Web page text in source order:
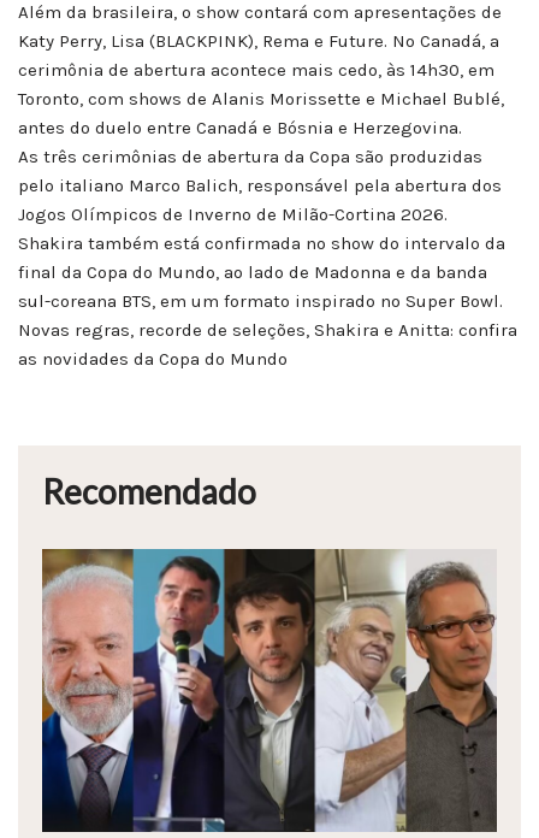
Além da brasileira, o show contará com apresentações de
Katy Perry, Lisa (BLACKPINK), Rema e Future. No Canadá, a
cerimônia de abertura acontece mais cedo, às 14h30, em
Toronto, com shows de Alanis Morissette e Michael Bublé,
antes do duelo entre Canadá e Bósnia e Herzegovina.
As três cerimônias de abertura da Copa são produzidas
pelo italiano Marco Balich, responsável pela abertura dos
Jogos Olímpicos de Inverno de Milão-Cortina 2026.
Shakira também está confirmada no show do intervalo da
final da Copa do Mundo, ao lado de Madonna e da banda
sul-coreana BTS, em um formato inspirado no Super Bowl.
Novas regras, recorde de seleções, Shakira e Anitta: confira
as novidades da Copa do Mundo
Recomendado